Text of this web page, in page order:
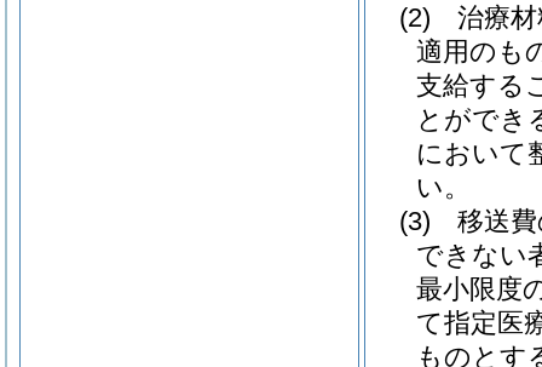
(2)
治療
適用のも
支給する
とができ
において
い。
(3)
移送
できない
最小限度
て指定医
ものとす